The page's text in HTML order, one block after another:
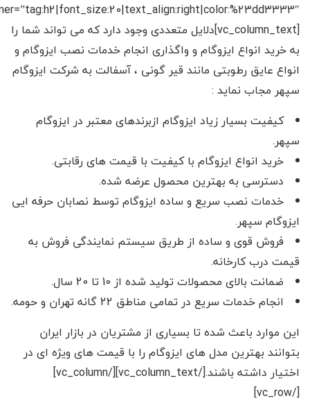
[vc_column_text]دلایل متعددی وجود دارد که می تواند شما را
به خرید انواع ایزوگام و واگذاری انجام خدمات نصب ایزوگام و
انواع عایق رطوبتی مانند قیر گونی ، آسفالت به شرکت ایزوگام
سپهر مجاب نماید :
کیفیت بسیار زیاد ایزوگام ازبرندهای معتبر در ایزوگام
سپهر.
خرید انواع ایزوگام با کیفیت با قیمت های رقابتی.
دسترسی به بهترین محصول عرضه شده.
خدمات نصب سریع و ساده ایزوگام توسط نصابان حرفه ایی
ایزوگام سپهر.
فروش قوی و ساده از طریق سیستم نمایندگی فروش به
قیمت درب کارخانه.
ضمانت بالای محصولات تولید شده از 10 تا 20 سال.
انجام خدمات سریع در تمامی مناطق 22 گانه تهران و حومه.
این موارد باعث شده تا بسیاری از مشتریان در بازار ایران
بتوانند بهترین مدل های ایزوگام را با قیمت های ویژه ای در
اختیار داشته باشند.[/vc_column_text][/vc_column]
[/vc_row]